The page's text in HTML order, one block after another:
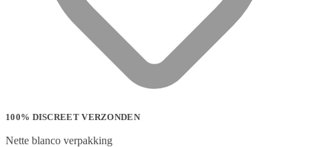
100% DISCREET VERZONDEN
Nette blanco verpakking